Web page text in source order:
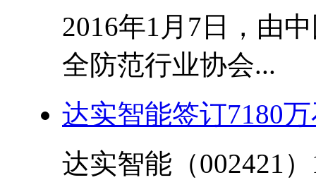
2016年1月7日，由
全防范行业协会...
达实智能签订7180
达实智能（002421